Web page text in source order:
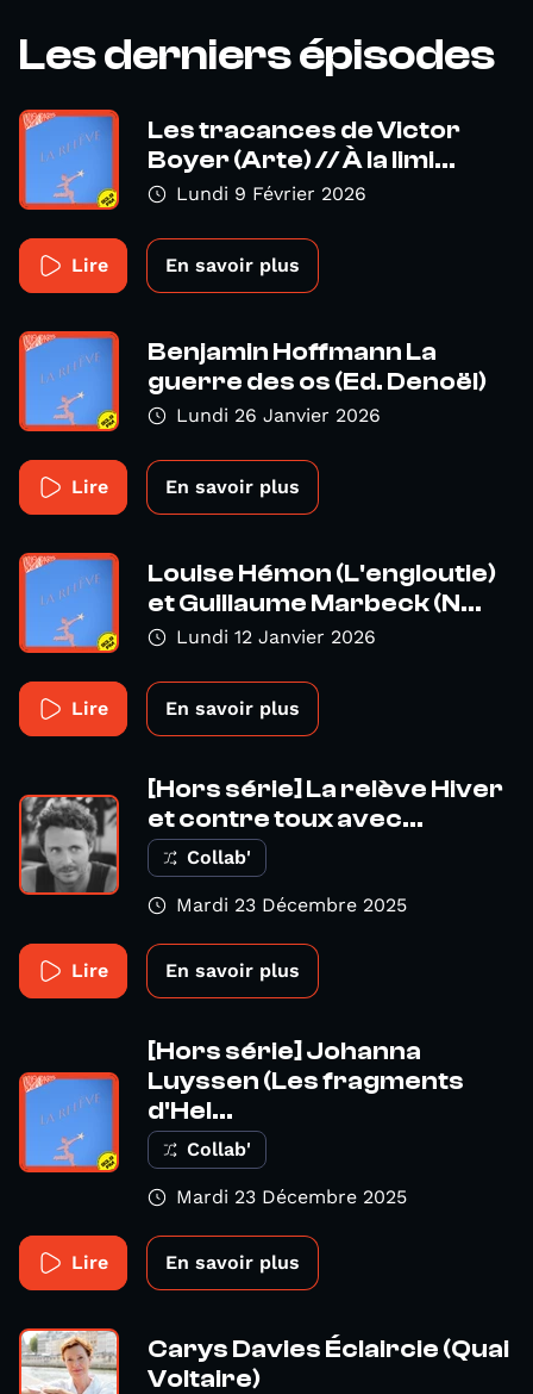
Les derniers épisodes
Les tracances de Victor
Boyer (Arte) // À la limi...
Lundi 9 Février 2026
Lire En savoir plus
Benjamin Hoffmann La
guerre des os (Ed. Denoël)
Lundi 26 Janvier 2026
Lire En savoir plus
Louise Hémon (L'engloutie)
et Guillaume Marbeck (N...
Lundi 12 Janvier 2026
Lire En savoir plus
[Hors série] La relève Hiver
et contre toux avec...
Collab'
Mardi 23 Décembre 2025
Lire En savoir plus
[Hors série] Johanna
Luyssen (Les fragments
d'Hel...
Collab'
Mardi 23 Décembre 2025
Lire En savoir plus
Carys Davies Éclaircie (Quai
Voltaire)